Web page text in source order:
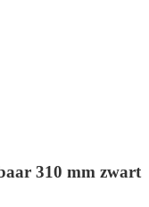
310 mm zwart